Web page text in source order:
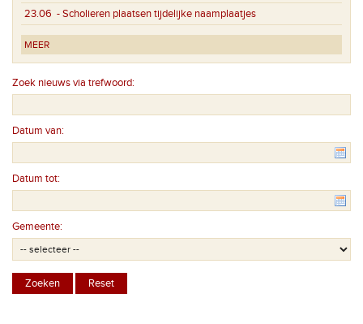
23.06 - Scholieren plaatsen tijdelijke naamplaatjes
MEER
Zoek nieuws via trefwoord:
Datum van:
Datum tot:
Gemeente: